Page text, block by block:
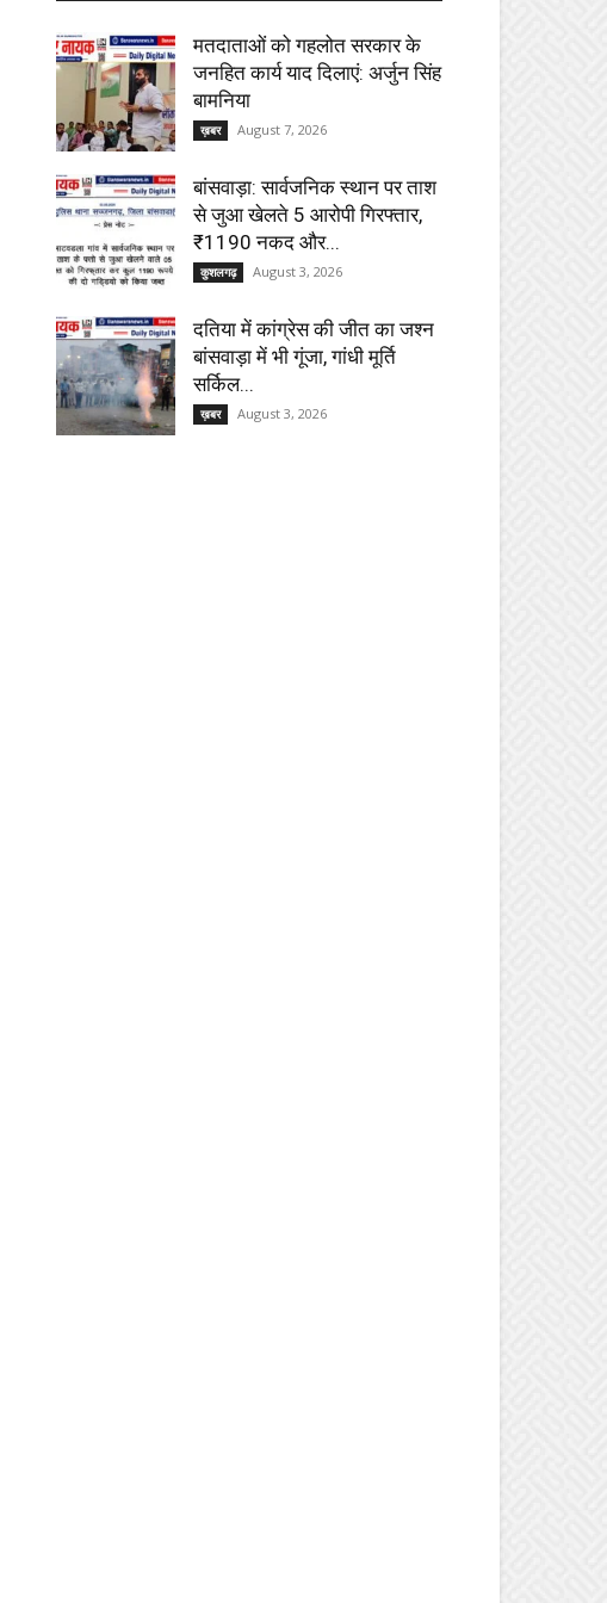
मतदाताओं को गहलोत सरकार के
जनहित कार्य याद दिलाएं: अर्जुन सिंह
बामनिया
ख़बर August 7, 2026
बांसवाड़ा: सार्वजनिक स्थान पर ताश
से जुआ खेलते 5 आरोपी गिरफ्तार,
₹1190 नकद और...
कुशलगढ़ August 3, 2026
दतिया में कांग्रेस की जीत का जश्न
बांसवाड़ा में भी गूंजा, गांधी मूर्ति
सर्किल...
ख़बर August 3, 2026